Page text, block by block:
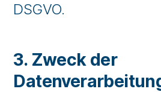
DSGVO.
3. Zweck der